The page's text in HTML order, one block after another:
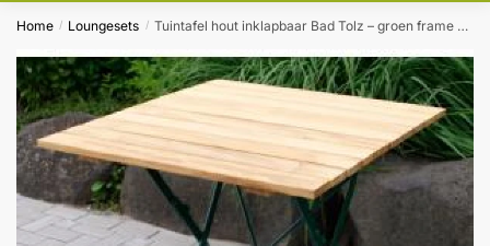
Home / Loungesets / Tuintafel hout inklapbaar Bad Tolz – groen frame 70 cm